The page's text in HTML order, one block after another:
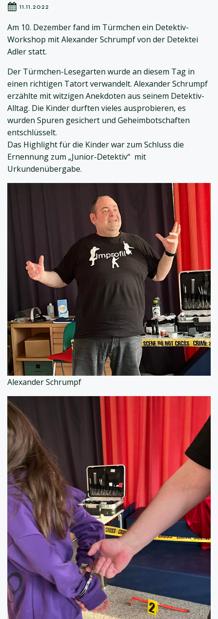
11.11.2022
Am 10. Dezember fand im Türmchen ein Detektiv-
Workshop mit Alexander Schrumpf von der Detektei
Adler statt.
Der Türmchen-Lesegarten wurde an diesem Tag in
einen richtigen Tatort verwandelt. Alexander Schrumpf
erzählte mit witzigen Anekdoten aus seinem Detektiv-
Alltag. Die Kinder durften vieles ausprobieren, es
wurden Spuren gesichert und Geheimbotschaften
entschlüsselt.
Das Highlight für die Kinder war zum Schluss die
Ernennung zum „Junior-Detektiv“ mit
Urkundenübergabe.
Alexander Schrumpf